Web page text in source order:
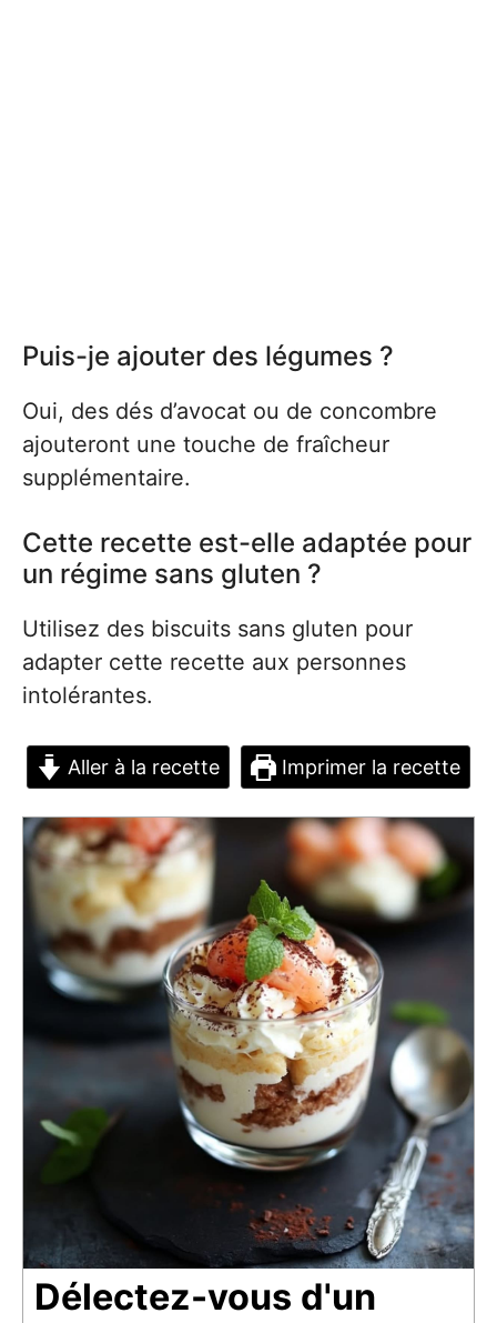
Puis-je ajouter des légumes ?
Oui, des dés d’avocat ou de concombre
ajouteront une touche de fraîcheur
supplémentaire.
Cette recette est-elle adaptée pour
un régime sans gluten ?
Utilisez des biscuits sans gluten pour
adapter cette recette aux personnes
intolérantes.
Aller à la recette Imprimer la recette
Délectez-vous d'un